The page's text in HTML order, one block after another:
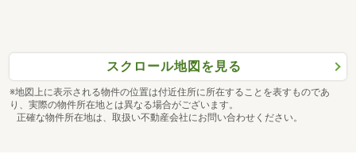
スクロール地図を見る
※地図上に表示される物件の位置は付近住所に所在することを表すものであ
り、実際の物件所在地とは異なる場合がございます。
正確な物件所在地は、取扱い不動産会社にお問い合わせください。